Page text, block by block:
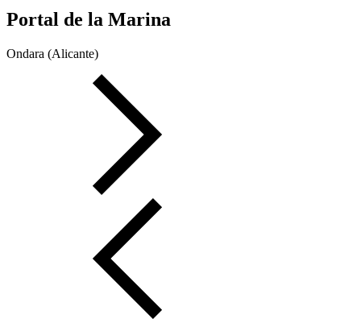
Portal de la Marina
Ondara (Alicante)